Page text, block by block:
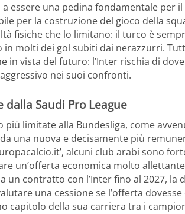
essere una pedina fondamentale per
per la costruzione del gioco della
fisiche che lo limitano: il turco è
molti dei gol subiti dai nerazzurri.
in vista del futuro: l’Inter rischia di
nei suoi confronti.
Saudi Pro League
più limitate alla Bundesliga, come
una nuova e decisamente più
alcuni club arabi sono
un’offerta economica molto
un contratto con l’Inter fino al 2027, la
una cessione se l’offerta
capitolo della sua carriera tra i